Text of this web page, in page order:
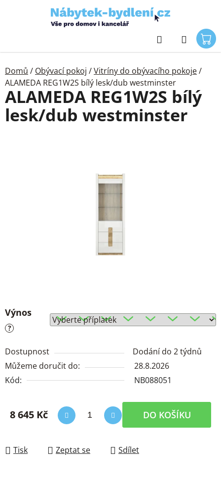
Hledat
Domů / Obývací pokoj /Vitríny do obývacího pokoje/
ALAMEDA REG1W2S bílý lesk/dub westminster
Výnos
?
Dostupnost
Dodání do 2 týdnů
Můžeme doručit do:
28.8.2026
Kód:
NB088051
8 645 Kč DO KOŠÍKU
Tisk Zeptat se Sdílet
ALAMEDA REG1W2S bílý
lesk/dub westminster